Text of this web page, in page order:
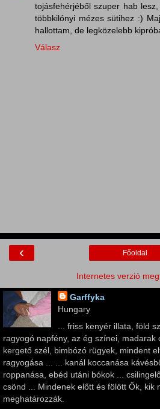
tojásfehérjéből szuper hab
többkilónyi mézes sütihez :)
hallottam, de legközelebb
Válasz
‹ Főoldal
Internetes verzió
Garffyka
Hungary
... friss kenyér illata, föld
ragyogó napfény, az ég színei, madarak
kergető szél, bimbózó rügyek, mindent
ragyogása ... ... kanál koccanása
roppanása, ebéd utáni bókok ...
csönd ... Mindenek előtt és fölött Ők, kik
meghatározzák.